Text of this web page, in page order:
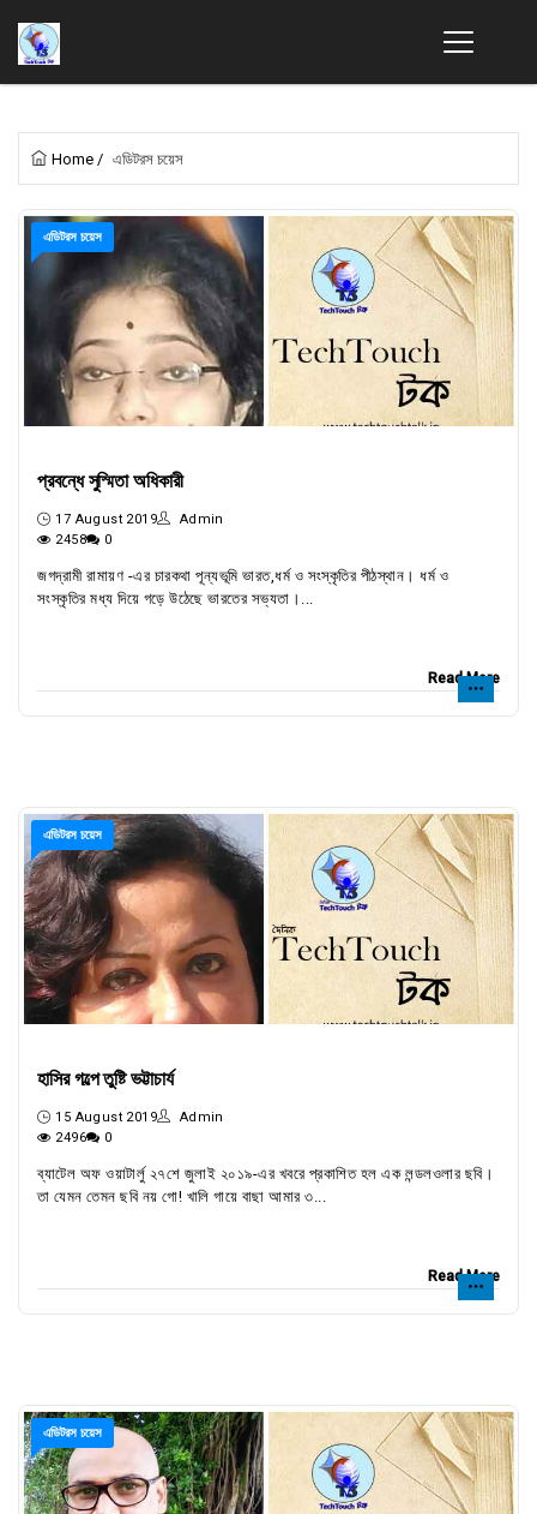
Home / এডিটরস চয়েস
এডিটরস চয়েস
প্রবন্ধে সুস্মিতা অধিকারী
17 August 2019
Admin
2458
0
জগদ্রামী রামায়ণ -এর চারকথা পূন্যভূমি ভারত,ধর্ম ও সংস্কৃতির পীঠস্থান। ধর্ম ও
সংস্কৃতির মধ্য দিয়ে গড়ে উঠেছে ভারতের সভ্যতা।...
Read More
এডিটরস চয়েস
হাসির গল্পে তুষ্টি ভট্টাচার্য
15 August 2019
Admin
2496
0
ব্যাটেল অফ ওয়াটার্লু ২৭শে জুলাই ২০১৯-এর খবরে প্রকাশিত হল এক লন্ডলওলার ছবি।
তা যেমন তেমন ছবি নয় গো! খালি গায়ে বাছা আমার ৩...
Read More
এডিটরস চয়েস